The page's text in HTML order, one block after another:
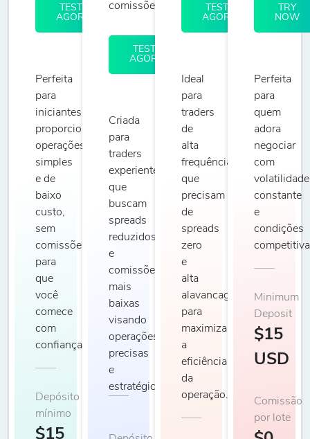
TESTE
AGORA
Perfeita
para
iniciantes,
proporcionando
operações
simples
e de
baixo
custo,
sem
comissões,
para
que
você
comece
com
confiança.
Depósito
mínimo
$15
comissões
TESTE
AGORA
Criada
para
traders
experientes
que
buscam
spreads
reduzidos
e
comissões
mais
baixas
visando
operações
precisas
e
estratégicas.
TESTE
AGORA
Ideal
para
traders
de
alta
frequência
que
precisam
de
spreads
zero
e
alta
alavancagem
para
maximizar
a
eficiência
da
operação.
TRY
NOW
Perfeita
para
quem
adora
negociar
com
volatilidade
constante
e
condições
Minimum
Deposit
$15
USD
Comissão
por lote